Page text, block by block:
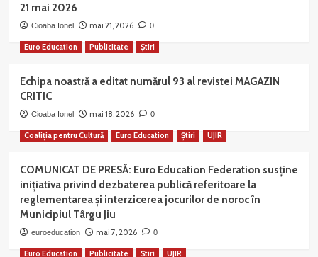
21 mai 2026
Cioaba Ionel mai 21, 2026 0
Euro Education Publicitate Știri
Echipa noastră a editat numărul 93 al revistei MAGAZIN
CRITIC
Cioaba Ionel mai 18, 2026 0
Coaliția pentru Cultură Euro Education Știri UJIR
COMUNICAT DE PRESĂ: Euro Education Federation susține
inițiativa privind dezbaterea publică referitoare la
reglementarea și interzicerea jocurilor de noroc în
Municipiul Târgu Jiu
euroeducation mai 7, 2026 0
Euro Education Publicitate Știri UJIR